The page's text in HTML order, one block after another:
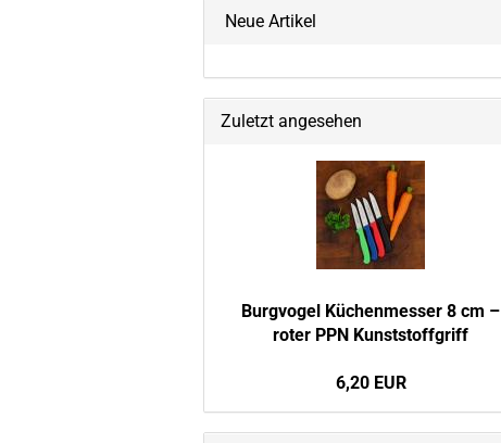
Neue Artikel
Zuletzt angesehen
Burg­vo­gel Kü­chen­mes­ser 8 cm –
roter PPN Kunst­stoff­griff
6,20 EUR